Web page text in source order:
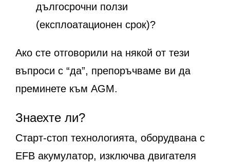
дългосрочни ползи
(експлоатационен срок)?
Ако сте отговорили на някой от тези
въпроси с “да”, препоръчваме ви да
преминете към AGM.
Знаехте ли?
Старт-стоп технологията, оборудвана с
EFB акумулатор, изключва двигателя